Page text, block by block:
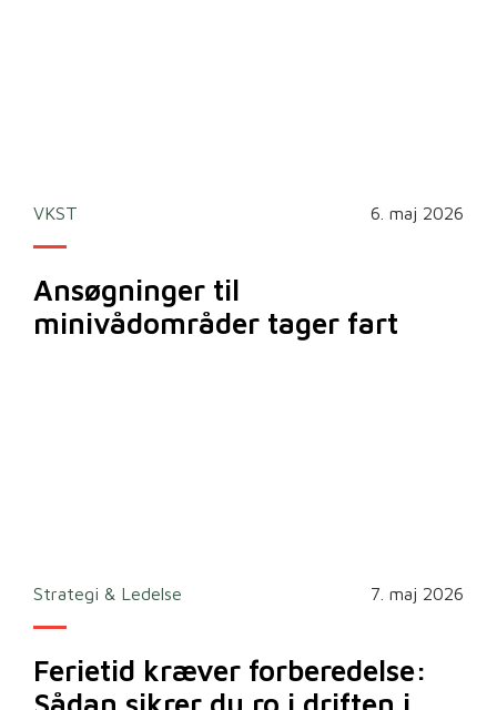
VKST 6. maj 2026
Ansøgninger til
minivådområder tager fart
Strategi & Ledelse 7. maj 2026
Ferietid kræver forberedelse: